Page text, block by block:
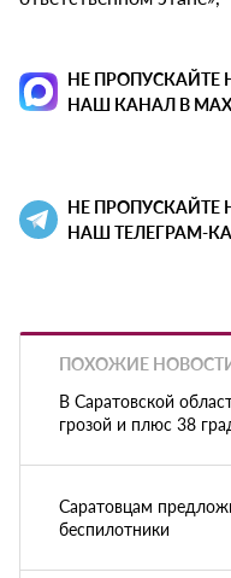
НЕ
НАШ КАНАЛ В MAX
НЕ
НАШ ТЕЛЕГРАМ-
ПОХОЖИЕ
В Саратовской
грозой и плюс 38
Саратовцам
беспилотники